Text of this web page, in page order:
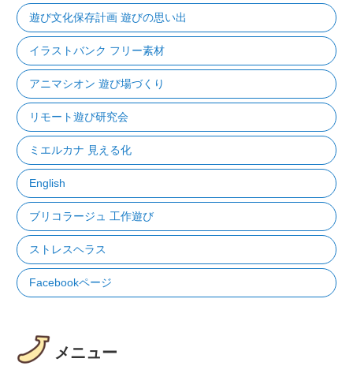
遊び文化保存計画 遊びの思い出
イラストバンク フリー素材
アニマシオン 遊び場づくり
リモート遊び研究会
ミエルカナ 見える化
English
ブリコラージュ 工作遊び
ストレスヘラス
Facebookページ
メニュー